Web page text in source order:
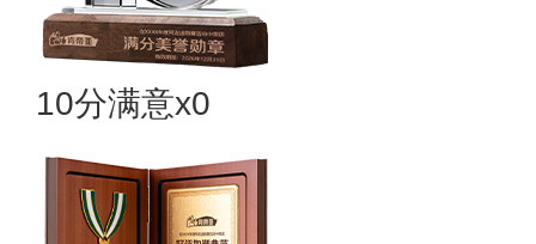
10分满意x0